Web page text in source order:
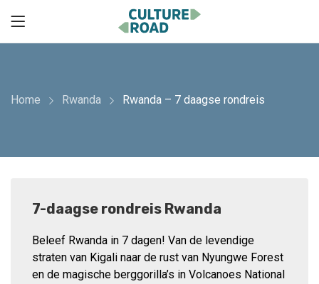
Home Rwanda Rwanda – 7 daagse rondreis
7-daagse rondreis Rwanda
Beleef Rwanda in 7 dagen! Van de levendige
straten van Kigali naar de rust van Nyungwe Forest
en de magische berggorilla’s in Volcanoes National